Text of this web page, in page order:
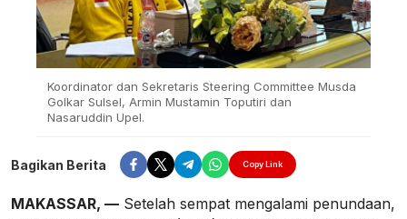
Koordinator dan Sekretaris Steering Committee Musda
Golkar Sulsel, Armin Mustamin Toputiri dan
Nasaruddin Upel.
Bagikan Berita Copy Link
MAKASSAR, — Setelah sempat mengalami penundaan,